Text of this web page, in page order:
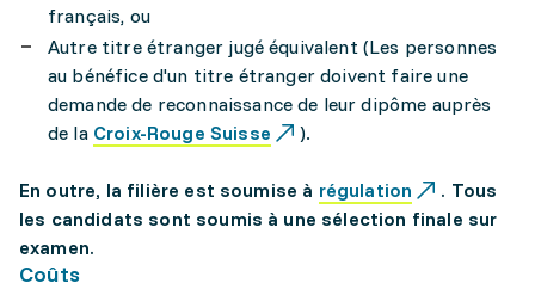
français, ou
Autre titre étranger jugé équivalent (Les personnes
au bénéfice d'un titre étranger doivent faire une
demande de reconnaissance de leur dipôme auprès
de la Croix-Rouge Suisse ).
En outre, la filière est soumise à régulation
. Tous
les candidats sont soumis à une sélection finale sur
examen.
Coûts